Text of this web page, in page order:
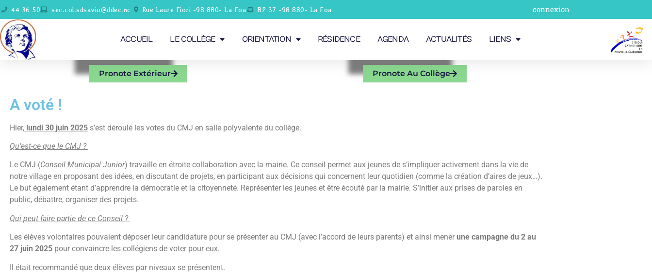
44 36 50 sec.col.sdsavio@ddec.nc Rue Laure Fiori -98 880- La Foa BP 37 -98 880- La Foa connexion
ACCUEIL LE COLLÈGE ORIENTATION RÉSIDENCE AGENDA ACTUALITÉS LIENS
Pronote Extérieur Pronote Au Collège
A voté !
Hier, lundi 30 juin 2025 s’est déroulé les votes du CMJ en salle polyvalente du collège.
Qu’est-ce que le CMJ ?
Le CMJ (Conseil Municipal Junior) travaille en étroite collaboration avec la mairie. Ce conseil permet aux jeunes de s’impliquer activement dans la vie de
notre village en proposant des idées, en discutant de projets, en participant aux décisions qui concernent leur quotidien (comme la création d’aires de jeux…).
Le but également étant d’apprendre la démocratie et la citoyenneté. Représenter les jeunes et être écouté par la mairie. S’initier aux prises de paroles en
public, débattre, organiser des projets.
Qui peut faire partie de ce Conseil ?
Les élèves volontaires pouvaient déposer leur candidature pour se présenter au CMJ (avec l’accord de leurs parents) et ainsi mener une campagne du 2 au
27 juin 2025 pour convaincre les collégiens de voter pour eux.
Il était recommandé que deux élèves par niveaux se présentent.